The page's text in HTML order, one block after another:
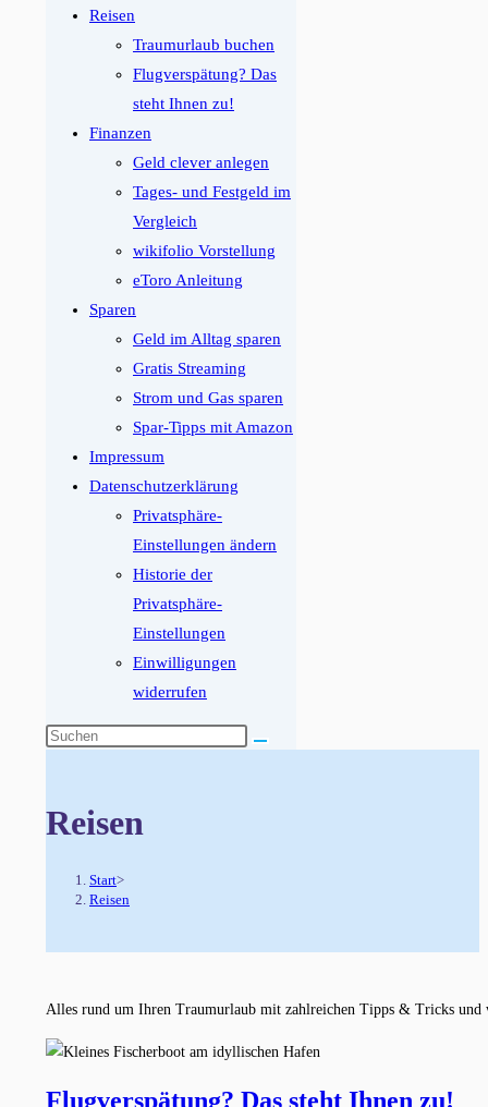
Reisen
Traumurlaub buchen
Flugverspätung? Das
steht Ihnen zu!
Finanzen
Geld clever anlegen
Tages- und Festgeld im
Vergleich
wikifolio Vorstellung
eToro Anleitung
Sparen
Geld im Alltag sparen
Gratis Streaming
Strom und Gas sparen
Spar-Tipps mit Amazon
Impressum
Datenschutzerklärung
Privatsphäre-
Einstellungen ändern
Historie der
Privatsphäre-
Einstellungen
Einwilligungen
widerrufen
Diese
Reisen
Start>
Reisen
Alles rund um Ihren Traumurlaub mit zahlreichen Tipps & Tricks und
Flugverspätung? Das steht Ihnen zu!